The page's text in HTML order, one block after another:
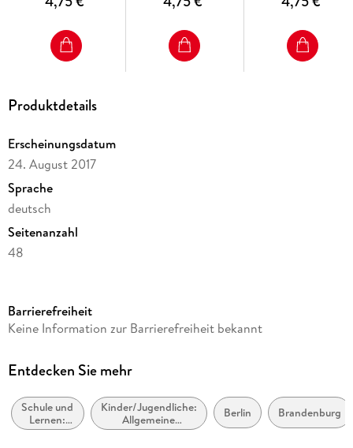
Produktdetails
Erscheinungsdatum
24. August 2017
Sprache
deutsch
Seitenanzahl
48
Verlag/Hersteller
Produktart
Schulfach
Sachunterricht
Barrierefreiheit
Keine Information zur Barrierefreiheit bekannt
Entdecken Sie mehr
Schule und
Lernen:
Heimat-
Kinder/Jugendliche:
Allgemeine
Interessen: Natur
Berlin Brandenburg